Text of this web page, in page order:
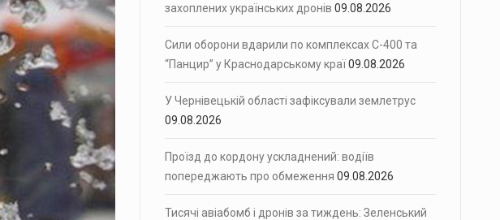
захоплених українських дронів 09.08.2026
Сили оборони вдарили по комплексах С-400 та
“Панцир” у Краснодарському краї09.08.2026
У Чернівецькій області зафіксували землетрус
09.08.2026
Проїзд до кордону ускладнений: водіїв
попереджають про обмеження 09.08.2026
Тисячі авіабомб і дронів за тиждень: Зеленський